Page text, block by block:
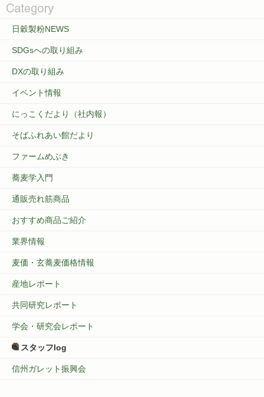
日穀製粉NEWS
SDGsへの取り組み
DXの取り組み
イベント情報
にっこくだより（社内報）
そばふれあい館だより
ファームめぶき
蕎麦学入門
通販売れ筋商品
おすすめ商品ご紹介
業界情報
麦価・玄蕎麦価格情報
産地レポート
共同研究レポート
学会・研究会レポート
スタッフlog
信州ガレット振興会